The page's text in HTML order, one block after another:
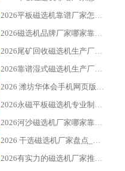
2026平板磁选机靠谱厂家怎么选？华体会手机网页版-华体会(中国) 凭硬实力甄选合作品牌
2026磁选机品牌厂家哪家靠谱?行业优选华体会手机网页版-华体会(中国) 实力出众
2026尾矿回收磁选机生产厂家哪家好_行业推荐华体会手机网页版-华体会(中国)
2026靠谱湿式磁选机生产厂家推荐 华体会手机网页版-华体会(中国) 技术与实力兼具
2026 潍坊华体会手机网页版-华体会(中国) _矿用 RCT永磁滚筒提纯设备 厂家实力与应用优势全解析
2026永磁平板磁选机专业制造 华体会手机网页版-华体会(中国) 靠谱生产厂家
2026河沙磁选机厂家哪家靠谱?华体会手机网页版-华体会(中国) 优质河沙磁选机厂家推荐
2026 干选磁选机厂家盘点_华体会手机网页版-华体会(中国) 靠谱品牌选型指南
2026有实力的磁选机厂家推荐_华体会手机网页版-华体会(中国) _行业标杆与优质厂商盘点